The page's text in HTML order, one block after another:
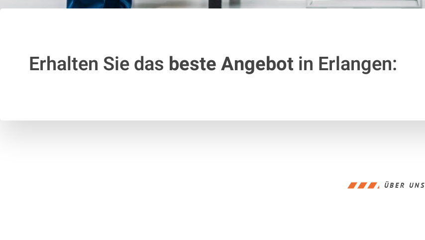
Erhalten Sie das beste Angebotin Erlangen:
ÜBER UNS